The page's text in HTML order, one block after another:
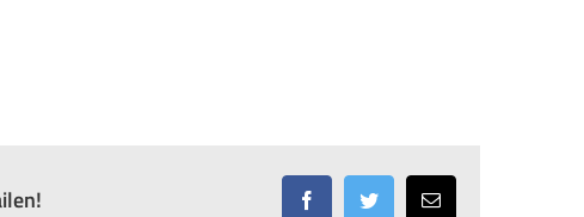
FacebookTwitter Email: